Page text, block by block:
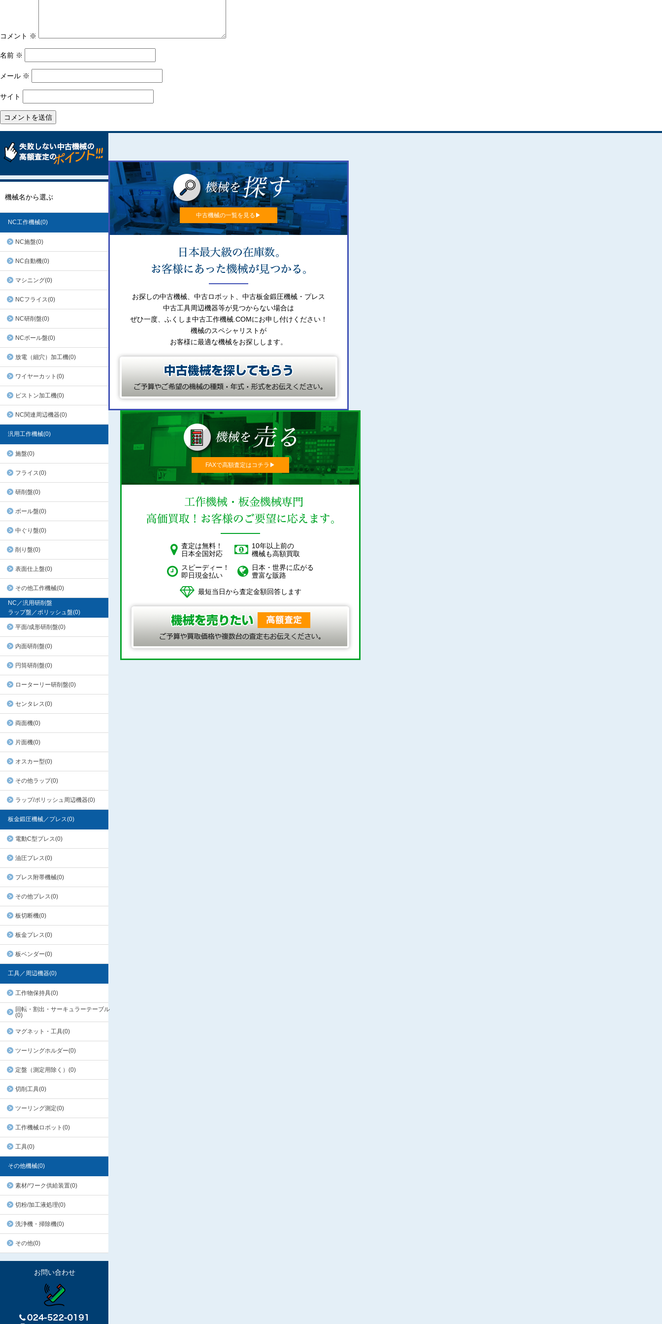
コメント ※
名前 ※
メール ※
サイト
機械名から選ぶ
NC工作機械(0)
NC施盤(0)
NC自動機(0)
マシニング(0)
NCフライス(0)
NC研削盤(0)
NCボール盤(0)
放電（細穴）加工機(0)
ワイヤーカット(0)
ピストン加工機(0)
NC関連周辺機器(0)
汎用工作機械(0)
施盤(0)
フライス(0)
研削盤(0)
ボール盤(0)
中ぐり盤(0)
削り盤(0)
表面仕上盤(0)
その他工作機械(0)
NC／汎用研削盤
ラップ盤／ポリッシュ盤(0)
平面/成形研削盤(0)
内面研削盤(0)
円筒研削盤(0)
ローターリー研削盤(0)
センタレス(0)
両面機(0)
片面機(0)
オスカー型(0)
その他ラップ(0)
ラップ/ポリッシュ周辺機器(0)
板金鍛圧機械／プレス(0)
電動C型プレス(0)
油圧プレス(0)
プレス附帯機械(0)
その他プレス(0)
板切断機(0)
板金プレス(0)
板ベンダー(0)
工具／周辺機器(0)
工作物保持具(0)
回転・割出・サーキュラーテーブル
(0)
マグネット・工具(0)
ツーリングホルダー(0)
定盤（測定用除く）(0)
切削工具(0)
ツーリング測定(0)
工作機械ロボット(0)
工具(0)
その他機械(0)
素材/ワーク供給装置(0)
切粉/加工液処理(0)
洗浄機・掃除機(0)
その他(0)
お問い合わせ
中古機械の一覧を見る▶︎
お探しの中古機械、中古ロボット、中古板金鍛圧機械・プレス
中古工具周辺機器等が見つからない場合は
ぜひ一度、ふくしま中古工作機械.COMにお申し付けください！
機械のスペシャリストが
お客様に最適な機械をお探しします。
FAXで高額査定はコチラ▶︎
査定は無料！
日本全国対応
10年以上前の
機械も高額買取
スピーディー！
即日現金払い
日本・世界に広がる
豊富な販路
最短当日から査定金額回答します